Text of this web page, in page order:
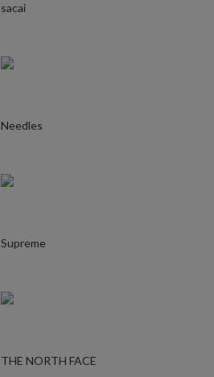
sacai
Needles
Supreme
THE NORTH FACE